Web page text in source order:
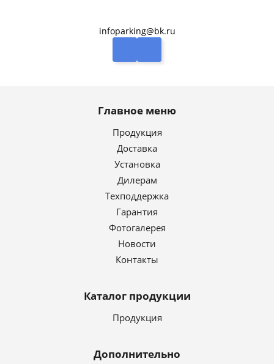
infoparking@bk.ru
Главное меню
Продукция
Доставка
Установка
Дилерам
Техподдержка
Гарантия
Фотогалерея
Новости
Контакты
Каталог продукции
Продукция
Дополнительно